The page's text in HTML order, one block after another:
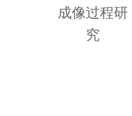
成像过程研
究